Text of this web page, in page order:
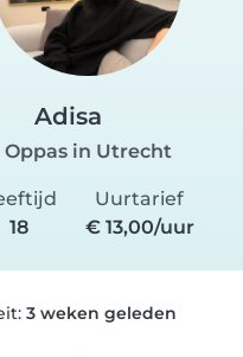
Adisa
Oppas in Utrecht
18
Uurtarief
€ 13,00/uur
3 weken geleden